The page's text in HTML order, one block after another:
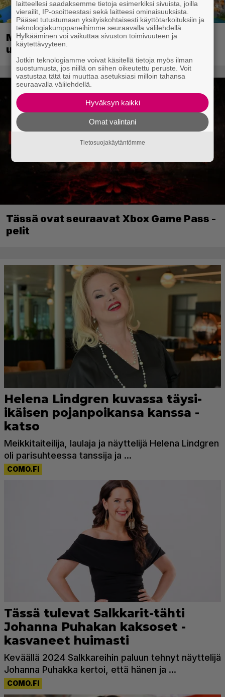
Minecraft saapuu Switch 2:lle
uudistetulla grafiikalla
Tässä ovat seuraavat Xbox Game Pass -
pelit
laitteellesi saadaksemme tietoja esimerkiksi sivuista, joilla
vierailit, IP-osoitteestasi sekä laitteesi ominaisuuksista.
Pääset tutustumaan yksityiskohtaisesti käyttötarkoituksiin ja
teknologiakumppaneihimme seuraavalla välilehdellä.
Hylkääminen voi vaikuttaa sivuston toimivuuteen ja
käytettävyyteen.
Jotkin teknologiamme voivat käsitellä tietoja myös ilman
suostumusta, jos niillä on siihen oikeutettu peruste. Voit
vastustaa tätä tai muuttaa asetuksiasi milloin tahansa
seuraavalla välilehdellä.
Hyväksyn kaikki
Omat valintani
Tietosuojakäytäntömme